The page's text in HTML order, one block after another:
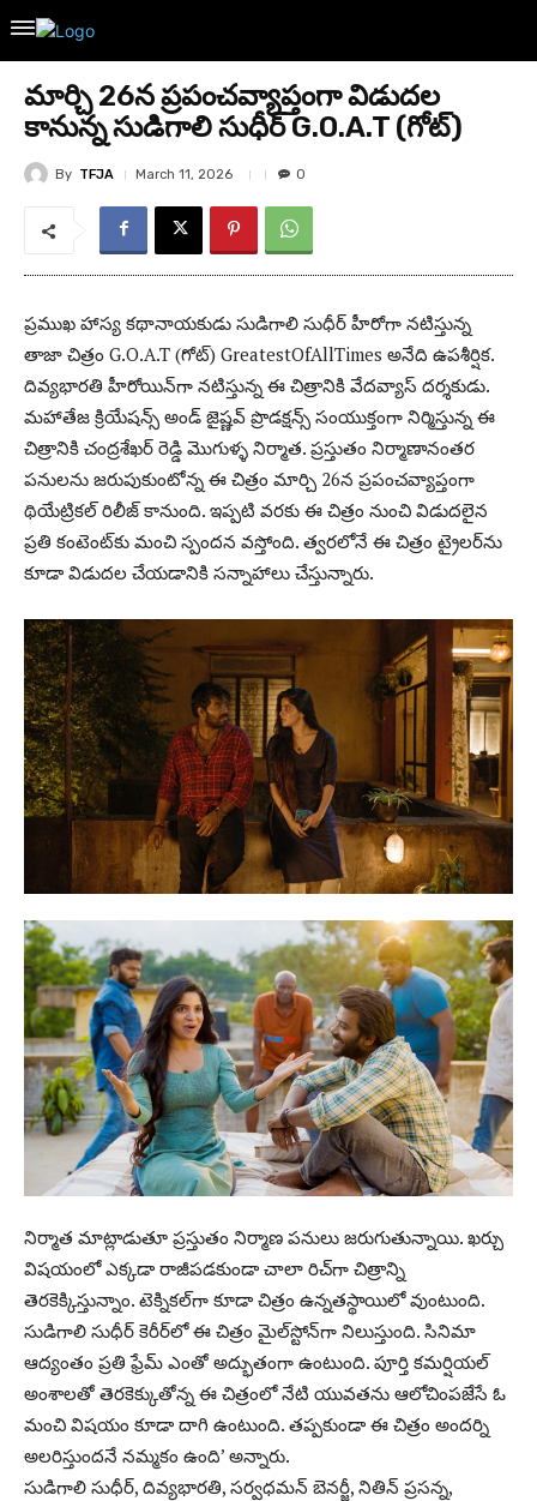
మార్చి 26న ప్రపంచవ్యాప్తంగా విడుదల
కానున్న సుడిగాలి సుధీర్ G.O.A.T (గోట్)
By TFJA March 11, 2026 0
ప్రముఖ హాస్య కథానాయకుడు సుడిగాలి సుధీర్ హీరోగా నటిస్తున్న
తాజా చిత్రం G.O.A.T (గోట్) GreatestOfAllTimes అనేది ఉపశీర్షిక.
దివ్యభారతి హీరోయిన్‌గా నటిస్తున్న ఈ చిత్రానికి వేదవ్యాస్‌ దర్శకుడు.
మహాతేజ క్రియేషన్స్ అండ్ జైష్ణ‌వ్ ప్రొడ‌క్ష‌న్స్ సంయుక్తంగా నిర్మిస్తున్న ఈ
చిత్రానికి చంద్రశేఖర్ రెడ్డి మొగుళ్ళ నిర్మాత‌. ప్రస్తుతం నిర్మాణానంతర
పనులను జరుపుకుంటోన్న ఈ చిత్రం మార్చి 26న ప్రపంచవ్యాప్తంగా
థియేట్రికల్‌ రిలీజ్‌ కానుంది. ఇప్పటి వరకు ఈ చిత్రం నుంచి విడుదలైన
ప్రతి కంటెంట్‌కు మంచి స్పందన వస్తోంది. త్వరలోనే ఈ చిత్రం ట్రైలర్‌ను
కూడా విడుదల చేయడానికి సన్నాహాలు చేస్తున్నారు.
నిర్మాత మాట్లాడుతూ ప్ర‌స్తుతం నిర్మాణ పనులు జరుగుతున్నాయి. ఖర్చు
విషయంలో ఎక్కడా రాజీపడకుండా చాలా రిచ్‌గా చిత్రాన్ని
తెరకెక్కిస్తున్నాం. టెక్నికల్‌గా కూడా చిత్రం ఉన్నతస్థాయిలో వుంటుంది.
సుడిగాలి సుధీర్ కెరీర్‌లో ఈ చిత్రం మైల్‌స్టోన్‌గా నిలుస్తుంది. సినిమా
ఆద్యంతం ప్రతి ఫ్రేమ్‌ ఎంతో అద్భుతంగా ఉంటుంది. పూర్తి కమర్షియల్‌
అంశాలతో తెరకెక్కుతోన్న ఈ చిత్రంలో నేటి యువతను ఆలోచింపజేసే ఓ
మంచి విషయం కూడా దాగి ఉంటుంది. తప్పకుండా ఈ చిత్రం అందర్ని
అలరిస్తుందనే నమ్మకం ఉంది’ అన్నారు.
సుడిగాలి సుధీర్‌, దివ్యభారతి, సర్వధమన్‌ బెనర్జీ, నితిన్‌ ప్రసన్న,